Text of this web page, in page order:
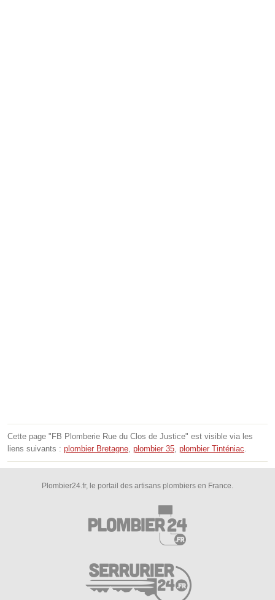
Cette page "FB Plomberie Rue du Clos de Justice" est visible via les
liens suivants : plombier Bretagne, plombier 35, plombier Tinténiac.
Plombier24.fr, le portail des artisans plombiers en France.